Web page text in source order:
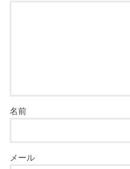
名前
メール